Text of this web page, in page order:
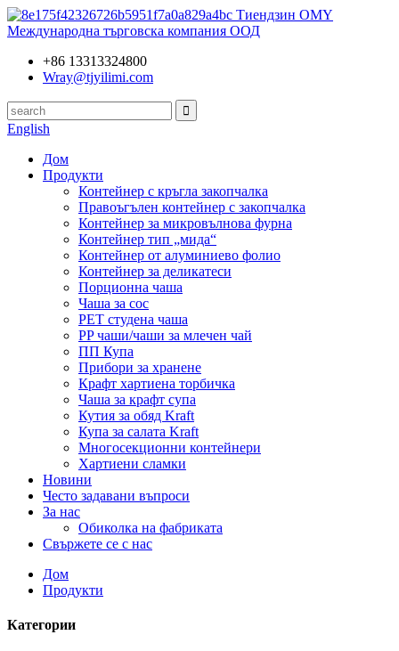
Тиендзин OMY
Международна търговска компания ООД
+86 13313324800
Wray@tjyilimi.com
English
Дом
Продукти
Контейнер с кръгла закопчалка
Правоъгълен контейнер с закопчалка
Контейнер за микровълнова фурна
Контейнер тип „мида“
Контейнер от алуминиево фолио
Контейнер за деликатеси
Порционна чаша
Чаша за сос
PET студена чаша
PP чаши/чаши за млечен чай
ПП Купа
Прибори за хранене
Крафт хартиена торбичка
Чаша за крафт супа
Кутия за обяд Kraft
Купа за салата Kraft
Многосекционни контейнери
Хартиени сламки
Новини
Често задавани въпроси
За нас
Обиколка на фабриката
Свържете се с нас
Дом
Продукти
Категории